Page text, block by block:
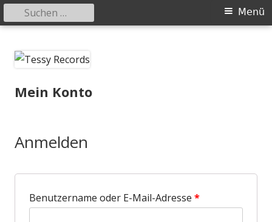
zum
Primäres
Menü
Suchen
nach:
Mein Konto
Anmelden
Benutzername oder E-Mail-Adresse *